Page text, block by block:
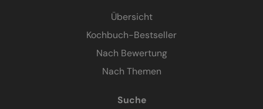
Übersicht
Kochbuch-Bestseller
Nach Bewertung
Nach Themen
Suche